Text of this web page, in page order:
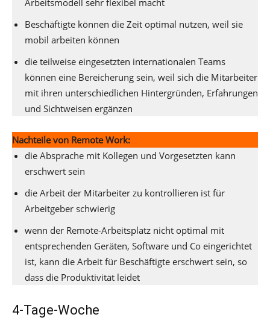
Arbeitsmodell sehr flexibel macht
Beschäftigte können die Zeit optimal nutzen, weil sie
mobil arbeiten können
die teilweise eingesetzten internationalen Teams
können eine Bereicherung sein, weil sich die Mitarbeiter
mit ihren unterschiedlichen Hintergründen, Erfahrungen
und Sichtweisen ergänzen
Nachteile von Remote Work:
die Absprache mit Kollegen und Vorgesetzten kann
erschwert sein
die Arbeit der Mitarbeiter zu kontrollieren ist für
Arbeitgeber schwierig
wenn der Remote-Arbeitsplatz nicht optimal mit
entsprechenden Geräten, Software und Co eingerichtet
ist, kann die Arbeit für Beschäftigte erschwert sein, so
dass die Produktivität leidet
4-Tage-Woche